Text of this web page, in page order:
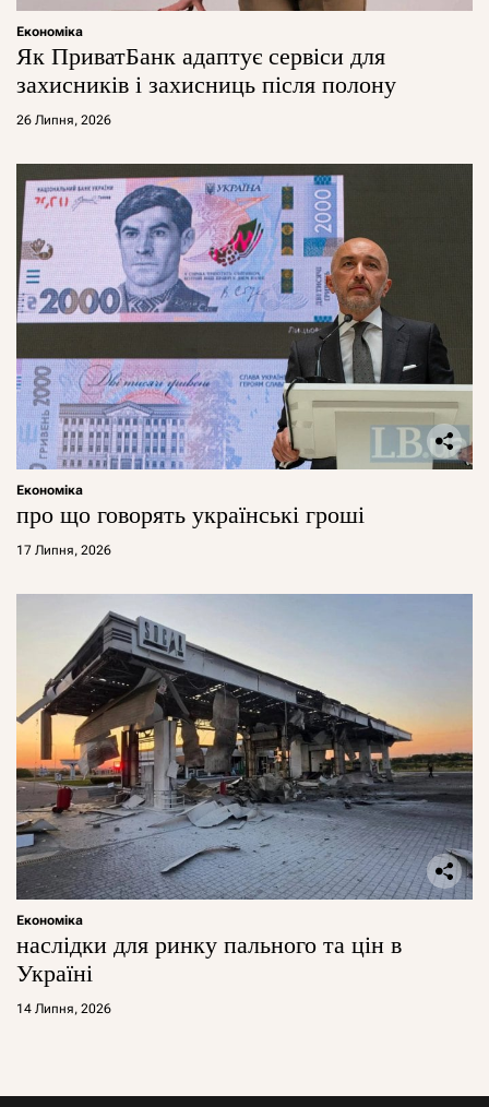
Економіка
Як ПриватБанк адаптує сервіси для
захисників і захисниць після полону
26 Липня, 2026
Економіка
про що говорять українські гроші
17 Липня, 2026
Економіка
наслідки для ринку пального та цін в
Україні
14 Липня, 2026